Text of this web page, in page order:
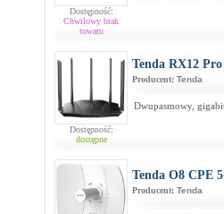
Dostępność:
Chwilowy brak
towaru
Dostępność:
dostępne
Tenda RX12 Pro
Producent: Tenda
Dwupasmowy,
Tenda O8 CPE
Producent: Tenda